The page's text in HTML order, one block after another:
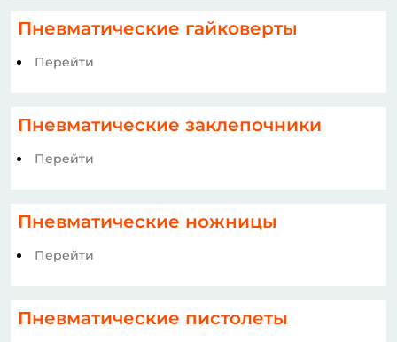
Пневматические гайковерты
Перейти
Пневматические заклепочники
Перейти
Пневматические ножницы
Перейти
Пневматические пистолеты